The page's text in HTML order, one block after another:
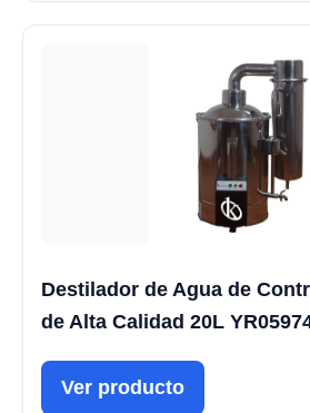
Destilador de Agua de
de Alta Calidad 20L
Ver producto